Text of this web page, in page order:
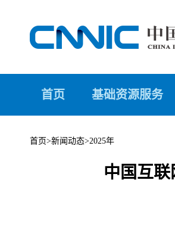
首页 基础资源服务
首页>新闻动态>2025年
中国互